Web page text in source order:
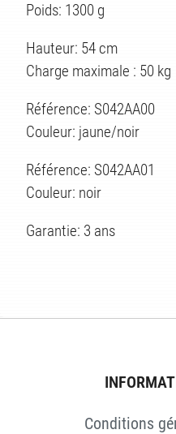
Poids: 1300 g
Hauteur: 54 cm
Charge maximale : 50 kg
Référence: S042AA00
Couleur: jaune/noir
Référence: S042AA01
Couleur: noir
Garantie: 3 ans
Conditions